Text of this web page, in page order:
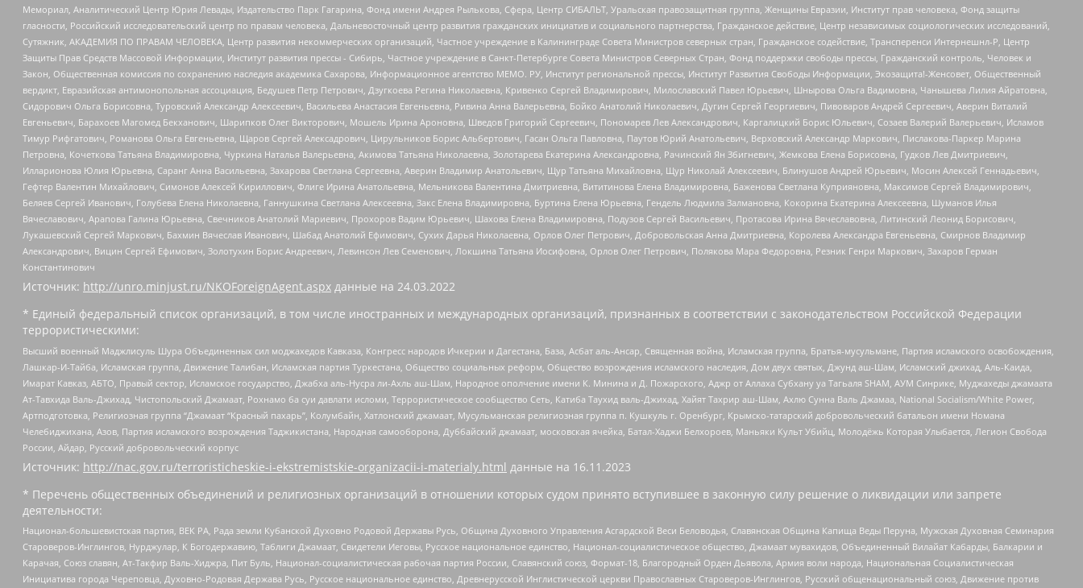
Мемориал, Аналитический Центр Юрия Левады, Издательство Парк Гагарина, Фонд имени Андрея Рылькова, Сфера, Центр СИБАЛЬТ, Уральская правозащитная группа, Женщины Евразии, Институт прав человека, Фонд защиты
гласности, Российский исследовательский центр по правам человека, Дальневосточный центр развития гражданских инициатив и социального партнерства, Гражданское действие, Центр независимых социологических исследований,
Сутяжник, АКАДЕМИЯ ПО ПРАВАМ ЧЕЛОВЕКА, Центр развития некоммерческих организаций, Частное учреждение в Калининграде Совета Министров северных стран, Гражданское содействие, Трансперенси Интернешнл-Р, Центр
Защиты Прав Средств Массовой Информации, Институт развития прессы - Сибирь, Частное учреждение в Санкт-Петербурге Совета Министров Северных Стран, Фонд поддержки свободы прессы, Гражданский контроль, Человек и
Закон, Общественная комиссия по сохранению наследия академика Сахарова, Информационное агентство МЕМО. РУ, Институт региональной прессы, Институт Развития Свободы Информации, Экозащита!-Женсовет, Общественный
вердикт, Евразийская антимонопольная ассоциация, Бедушев Петр Петрович, Дзугкоева Регина Николаевна, Кривенко Сергей Владимирович, Милославский Павел Юрьевич, Шнырова Ольга Вадимовна, Чанышева Лилия Айратовна,
Сидорович Ольга Борисовна, Туровский Александр Алексеевич, Васильева Анастасия Евгеньевна, Ривина Анна Валерьевна, Бойко Анатолий Николаевич, Дугин Сергей Георгиевич, Пивоваров Андрей Сергеевич, Аверин Виталий
Евгеньевич, Барахоев Магомед Бекханович, Шарипков Олег Викторович, Мошель Ирина Ароновна, Шведов Григорий Сергеевич, Пономарев Лев Александрович, Каргалицкий Борис Юльевич, Созаев Валерий Валерьевич, Исламов
Тимур Рифгатович, Романова Ольга Евгеньевна, Щаров Сергей Алексадрович, Цирульников Борис Альбертович, Гасан Ольга Павловна, Паутов Юрий Анатольевич, Верховский Александр Маркович, Пислакова-Паркер Марина
Петровна, Кочеткова Татьяна Владимировна, Чуркина Наталья Валерьевна, Акимова Татьяна Николаевна, Золотарева Екатерина Александровна, Рачинский Ян Збигневич, Жемкова Елена Борисовна, Гудков Лев Дмитриевич,
Илларионова Юлия Юрьевна, Саранг Анна Васильевна, Захарова Светлана Сергеевна, Аверин Владимир Анатольевич, Щур Татьяна Михайловна, Щур Николай Алексеевич, Блинушов Андрей Юрьевич, Мосин Алексей Геннадьевич,
Гефтер Валентин Михайлович, Симонов Алексей Кириллович, Флиге Ирина Анатольевна, Мельникова Валентина Дмитриевна, Вититинова Елена Владимировна, Баженова Светлана Куприяновна, Максимов Сергей Владимирович,
Беляев Сергей Иванович, Голубева Елена Николаевна, Ганнушкина Светлана Алексеевна, Закс Елена Владимировна, Буртина Елена Юрьевна, Гендель Людмила Залмановна, Кокорина Екатерина Алексеевна, Шуманов Илья
Вячеславович, Арапова Галина Юрьевна, Свечников Анатолий Мариевич, Прохоров Вадим Юрьевич, Шахова Елена Владимировна, Подузов Сергей Васильевич, Протасова Ирина Вячеславовна, Литинский Леонид Борисович,
Лукашевский Сергей Маркович, Бахмин Вячеслав Иванович, Шабад Анатолий Ефимович, Сухих Дарья Николаевна, Орлов Олег Петрович, Добровольская Анна Дмитриевна, Королева Александра Евгеньевна, Смирнов Владимир
Александрович, Вицин Сергей Ефимович, Золотухин Борис Андреевич, Левинсон Лев Семенович, Локшина Татьяна Иосифовна, Орлов Олег Петрович, Полякова Мара Федоровна, Резник Генри Маркович, Захаров Герман
Константинович
Источник: http://unro.minjust.ru/NKOForeignAgent.aspx данные на 24.03.2022
* Единый федеральный список организаций, в том числе иностранных и международных организаций, признанных в соответствии с законодательством Российской Федерации
террористическими:
Высший военный Маджлисуль Шура Объединенных сил моджахедов Кавказа, Конгресс народов Ичкерии и Дагестана, База, Асбат аль-Ансар, Священная война, Исламская группа, Братья-мусульмане, Партия исламского освобождения,
Лашкар-И-Тайба, Исламская группа, Движение Талибан, Исламская партия Туркестана, Общество социальных реформ, Общество возрождения исламского наследия, Дом двух святых, Джунд аш-Шам, Исламский джихад, Аль-Каида,
Имарат Кавказ, АБТО, Правый сектор, Исламское государство, Джабха аль-Нусра ли-Ахль аш-Шам, Народное ополчение имени К. Минина и Д. Пожарского, Аджр от Аллаха Субхану уа Тагьаля SHAM, АУМ Синрике, Муджахеды джамаата
Ат-Тавхида Валь-Джихад, Чистопольский Джамаат, Рохнамо ба суи давлати исломи, Террористическое сообщество Сеть, Катиба Таухид валь-Джихад, Хайят Тахрир аш-Шам, Ахлю Сунна Валь Джамаа, National Socialism/White Power,
Артподготовка, Религиозная группа “Джамаат “Красный пахарь”, Колумбайн, Хатлонский джамаат, Мусульманская религиозная группа п. Кушкуль г. Оренбург, Крымско-татарский добровольческий батальон имени Номана
Челебиджихана, Азов, Партия исламского возрождения Таджикистана, Народная самооборона, Дуббайский джамаат, московская ячейка, Батал-Хаджи Белхороев, Маньяки Культ Убийц, Молодёжь Которая Улыбается, Легион Свобода
России, Айдар, Русский добровольческий корпус
Источник: http://nac.gov.ru/terroristicheskie-i-ekstremistskie-organizacii-i-materialy.html данные на 16.11.2023
* Перечень общественных объединений и религиозных организаций в отношении которых судом принято вступившее в законную силу решение о ликвидации или запрете
деятельности:
Национал-большевистская партия, ВЕК РА, Рада земли Кубанской Духовно Родовой Державы Русь, Община Духовного Управления Асгардской Веси Беловодья, Славянская Община Капища Веды Перуна, Мужская Духовная Семинария
Староверов-Инглингов, Нурджулар, К Богодержавию, Таблиги Джамаат, Свидетели Иеговы, Русское национальное единство, Национал-социалистическое общество, Джамаат мувахидов, Объединенный Вилайат Кабарды, Балкарии и
Карачая, Союз славян, Ат-Такфир Валь-Хиджра, Пит Буль, Национал-социалистическая рабочая партия России, Славянский союз, Формат-18, Благородный Орден Дьявола, Армия воли народа, Национальная Социалистическая
Инициатива города Череповца, Духовно-Родовая Держава Русь, Русское национальное единство, Древнерусской Инглистической церкви Православных Староверов-Инглингов, Русский общенациональный союз, Движение против